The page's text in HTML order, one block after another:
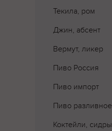
Текила, ром
Джин, абсент
Вермут, ликер
Пиво Россия
Пиво импорт
Пиво разливное
Коктейли, сидры